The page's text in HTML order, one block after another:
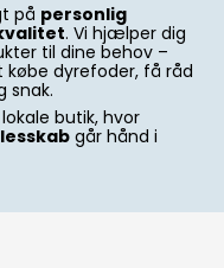
på personlig
. Vi hjælper dig
til dine behov –
dyrefoder, få råd
snak.
butik, hvor
går hånd i